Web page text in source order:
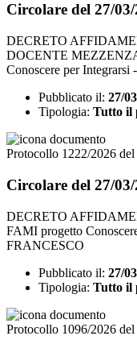
Circolare del 27/03/
DECRETO
DOCENTE
Conoscere per
Pubblicato il: 27/
Tipologia: Tutto il
Protocollo 1222/2026
Circolare del 27/03/
DECRETO
FAMI progetto
FRANCESCO
Pubblicato il: 27/
Tipologia: Tutto il
Protocollo 1096/2026